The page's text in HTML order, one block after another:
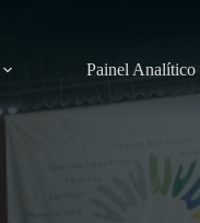
Painel Analítico